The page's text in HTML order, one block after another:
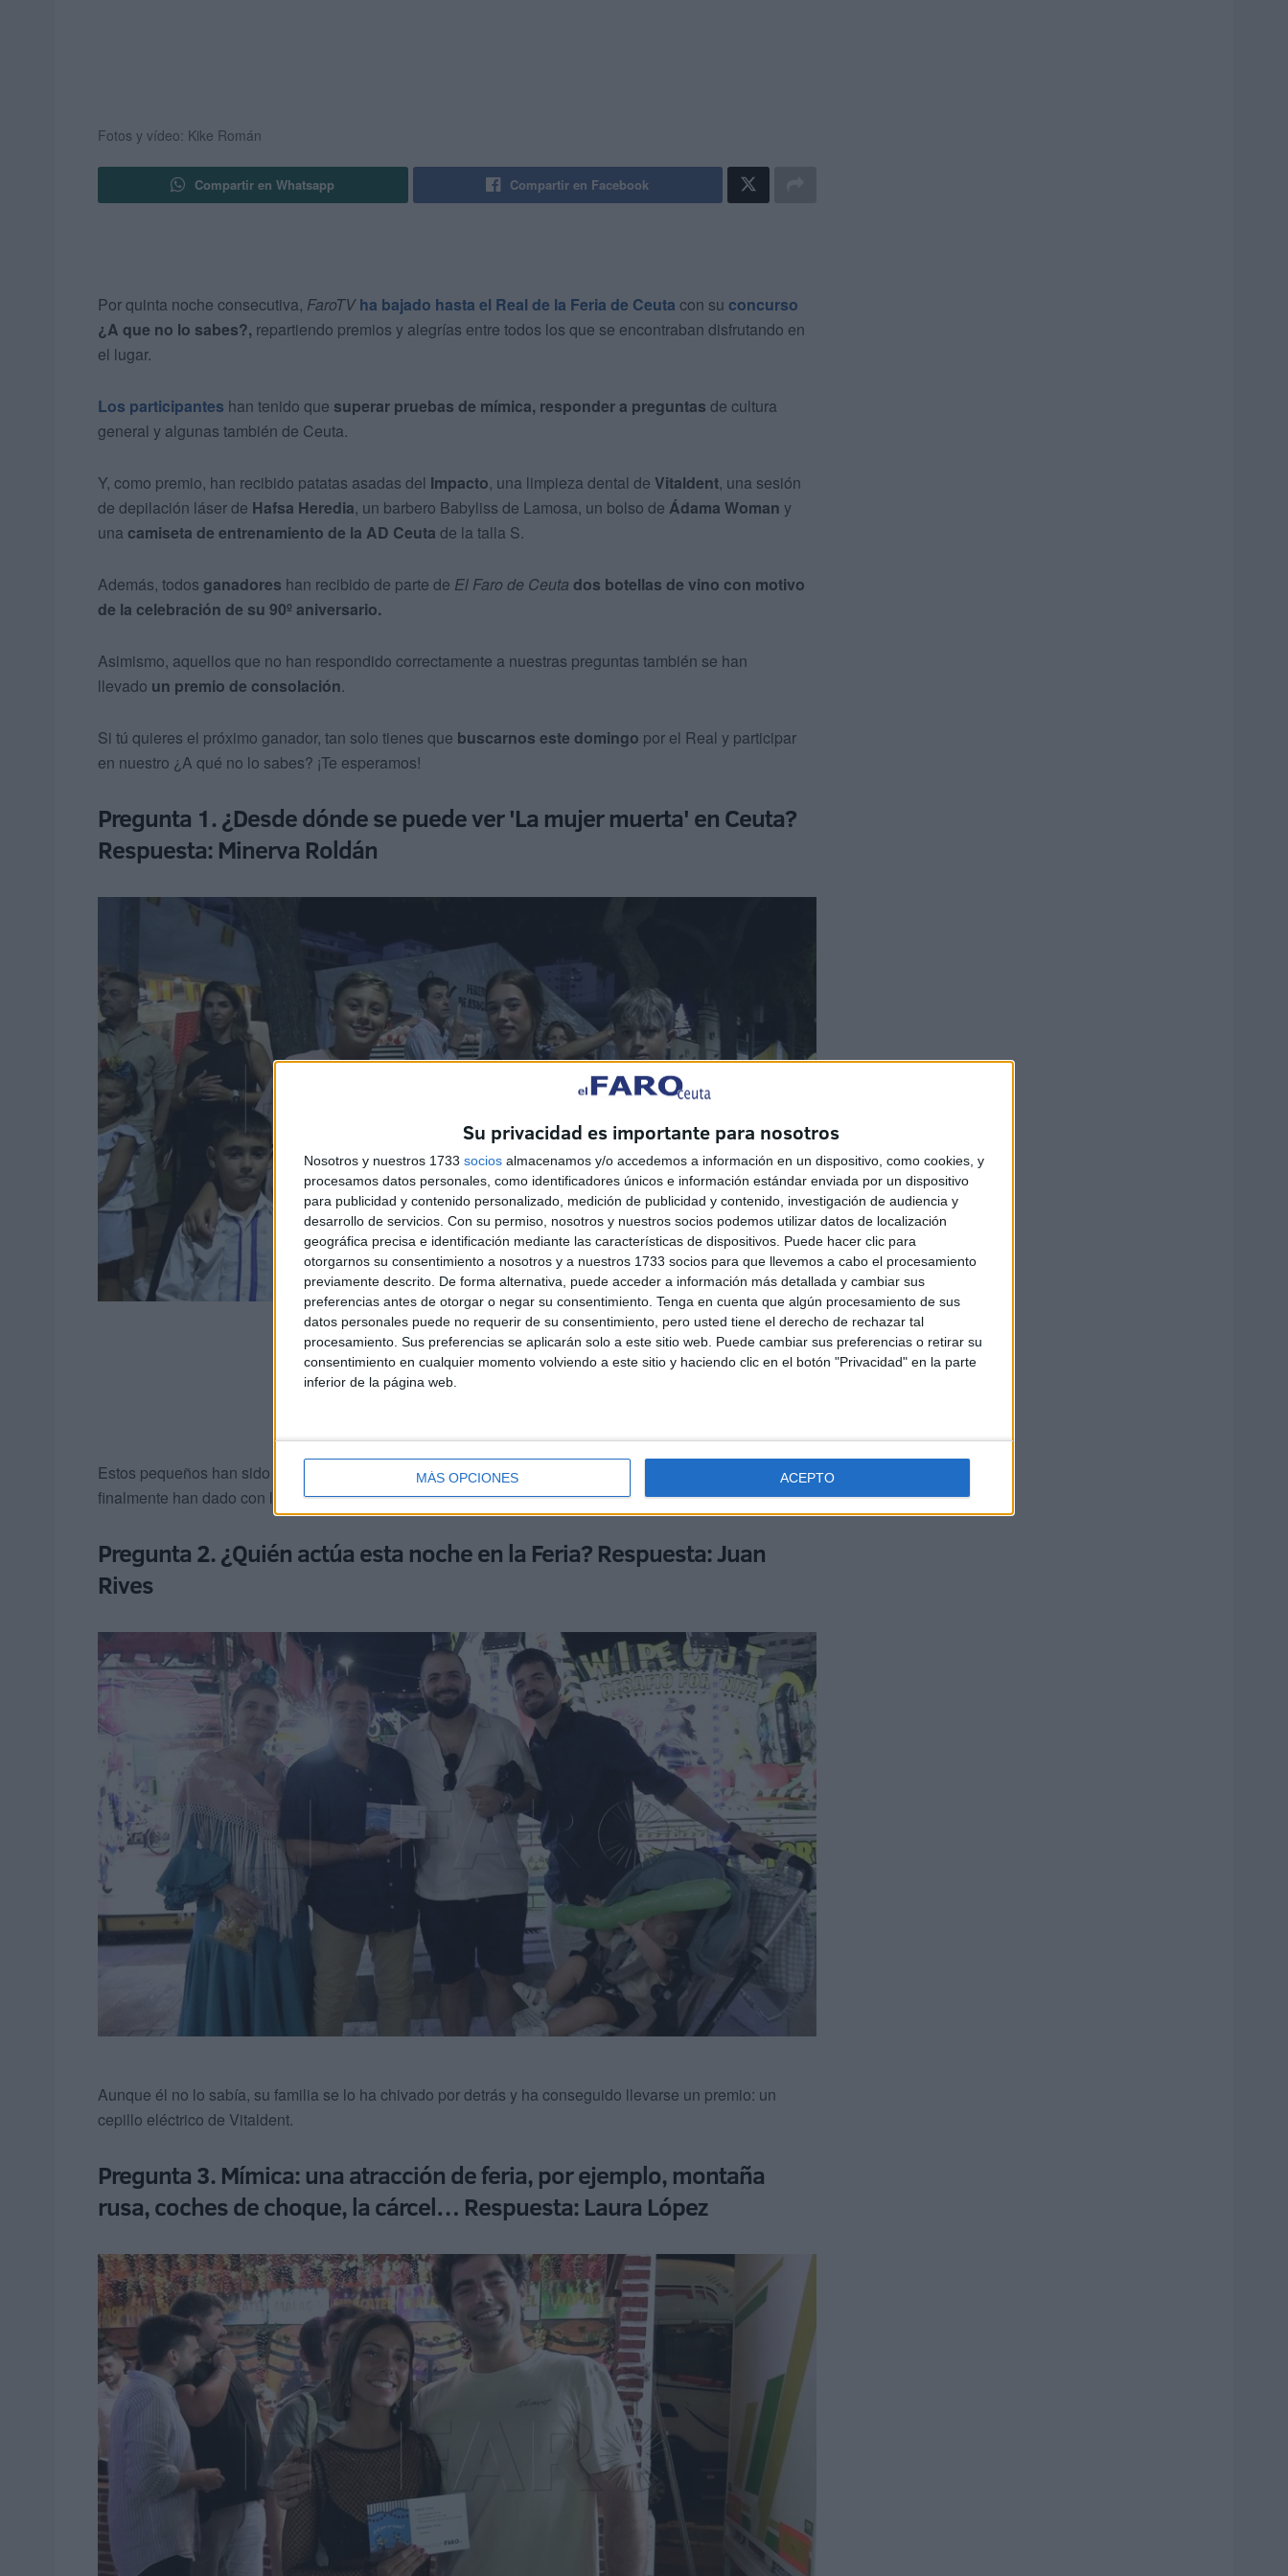
Su privacidad es importante para nosotros
Nosotros y nuestros 1733 socios almacenamos y/o accedemos a información en un dispositivo, como cookies, y
procesamos datos personales, como identificadores únicos e información estándar enviada por un dispositivo
para publicidad y contenido personalizado, medición de publicidad y contenido, investigación de audiencia y
desarrollo de servicios. Con su permiso, nosotros y nuestros socios podemos utilizar datos de localización
geográfica precisa e identificación mediante las características de dispositivos. Puede hacer clic para
otorgarnos su consentimiento a nosotros y a nuestros 1733 socios para que llevemos a cabo el procesamiento
previamente descrito. De forma alternativa, puede acceder a información más detallada y cambiar sus
preferencias antes de otorgar o negar su consentimiento. Tenga en cuenta que algún procesamiento de sus
datos personales puede no requerir de su consentimiento, pero usted tiene el derecho de rechazar tal
procesamiento. Sus preferencias se aplicarán solo a este sitio web. Puede cambiar sus preferencias o retirar su
consentimiento en cualquier momento volviendo a este sitio y haciendo clic en el botón "Privacidad" en la parte
inferior de la página web.
MÁS OPCIONES ACEPTO
Fotos y vídeo: Kike Román
Compartir en Whatsapp Compartir en Facebook
Por quinta noche consecutiva, FaroTV ha bajado hasta el Real de la Feria de Ceuta con su concurso
¿A que no lo sabes?, repartiendo premios y alegrías entre todos los que se encontraban disfrutando en
el lugar.
Los participantes han tenido que superar pruebas de mímica, responder a preguntas de cultura
general y algunas también de Ceuta.
Y, como premio, han recibido patatas asadas del Impacto, una limpieza dental de Vitaldent, una sesión
de depilación láser de Hafsa Heredia, un barbero Babyliss de Lamosa, un bolso de Ádama Woman y
una camiseta de entrenamiento de la AD Ceuta de la talla S.
Además, todos ganadores han recibido de parte de El Faro de Ceuta dos botellas de vino con motivo
de la celebración de su 90º aniversario.
Asimismo, aquellos que no han respondido correctamente a nuestras preguntas también se han
llevado un premio de consolación.
Si tú quieres el próximo ganador, tan solo tienes que buscarnos este domingo por el Real y participar
en nuestro ¿A qué no lo sabes? ¡Te esperamos!
Pregunta 1. ¿Desde dónde se puede ver 'La mujer muerta' en Ceuta?
Respuesta: Minerva Roldán
Estos pequeños han sido los primeros participantes de la noche y aunque no lo tenían muy claro,
finalmente han dado con la respuesta correcta y se han llevado dos patatas asadas del Impacto.
Pregunta 2. ¿Quién actúa esta noche en la Feria? Respuesta: Juan
Rives
Aunque él no lo sabía, su familia se lo ha chivado por detrás y ha conseguido llevarse un premio: un
cepillo eléctrico de Vitaldent.
Pregunta 3. Mímica: una atracción de feria, por ejemplo, montaña
rusa, coches de choque, la cárcel… Respuesta: Laura López